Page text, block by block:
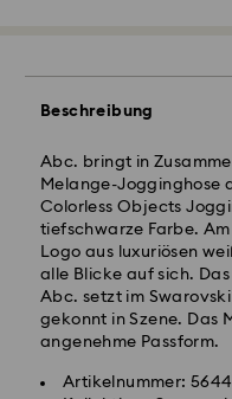
Beschreibung
Abc. bringt in
Melange-Jogginghose
Colorless Objects
tiefschwarze Farbe.
Logo aus luxuriösen
alle Blicke auf sich.
Abc. setzt im
gekonnt in Szene. Das
angenehme Passform.
Artikelnummer:
Bestellungen, die
Werktag bearbeitet
Lieferzeit bei
Bearbeitung und
Standard
Kostenloser
EUR 99
Postfächer, APO- und
beliefert werden. Bis
Abschlusszahlung
Swarovski Kristall ist
besondere
folgenden
Sie bitte Folgendes: